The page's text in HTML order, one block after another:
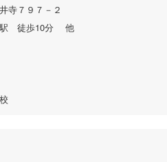
寺７９７－２
駅 徒歩10分 他